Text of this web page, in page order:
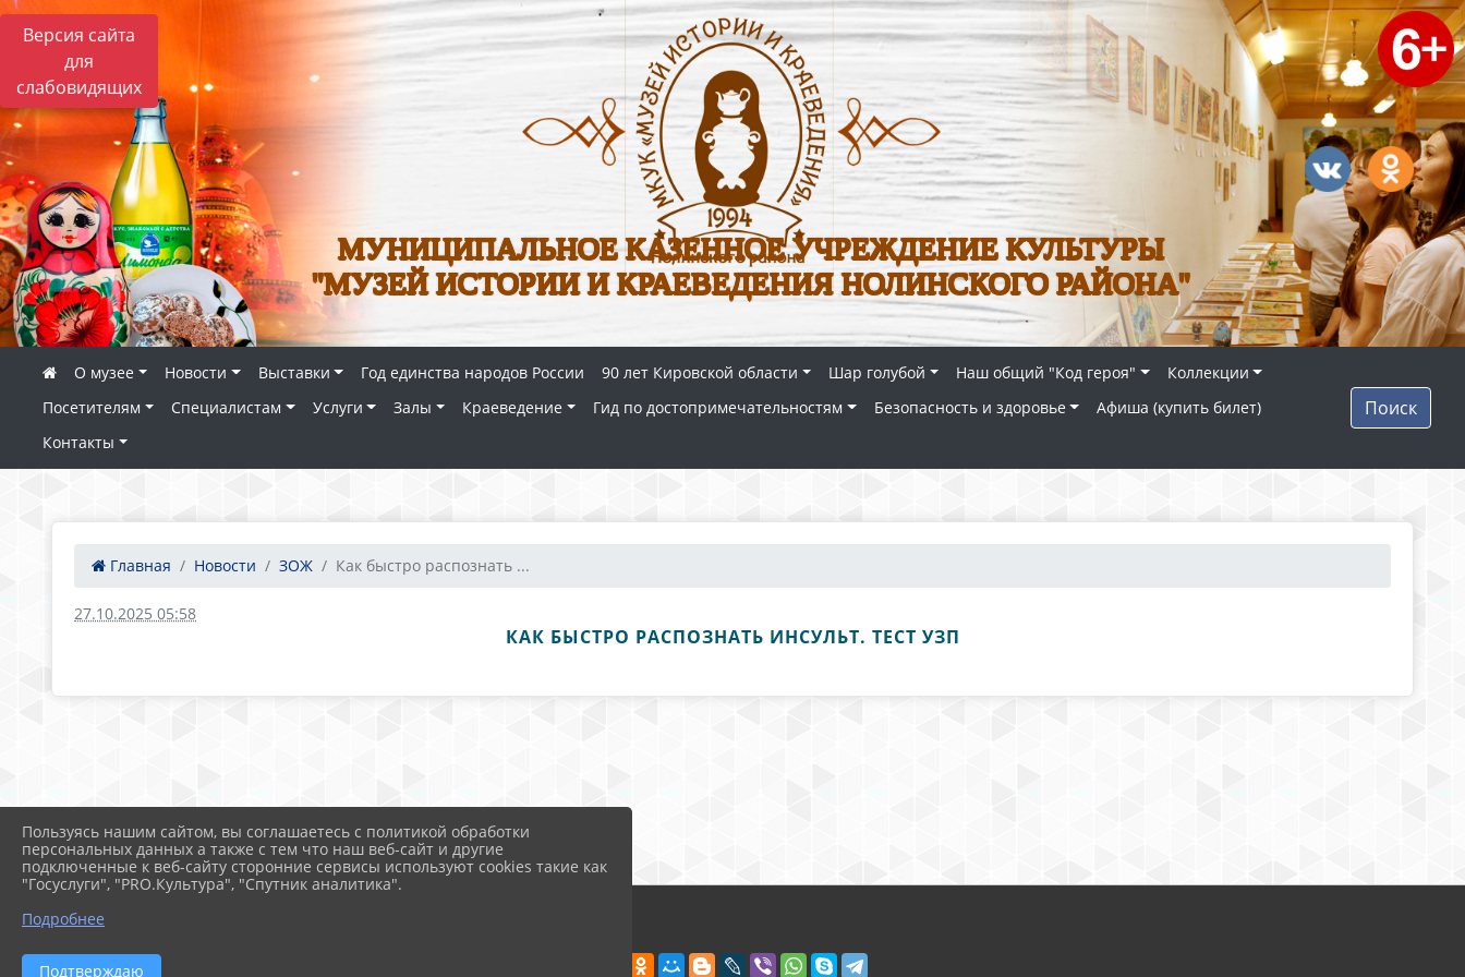
Версия сайта
для
слабовидящих
МУНИЦИПАЛЬНОЕ КАЗЕННОЕ УЧРЕЖДЕНИЕ КУЛЬТУРЫ
"МУЗЕЙ ИСТОРИИ И КРАЕВЕДЕНИЯ НОЛИНСКОГО РАЙОНА"
О музее Новости Выставки Год единства народов России 90 лет Кировской области Шар голубой Наш общий "Код героя"
Коллекции
Посетителям
Специалистам Услуги Залы Краеведение Гид по достопримечательностям Безопасность и здоровье
Афиша (купить билет)
Контакты
Поиск
Главная Новости ЗОЖ Как быстро распознать ...
27.10.2025 05:58
КАК БЫСТРО РАСПОЗНАТЬ ИНСУЛЬТ. ТЕСТ УЗП
Пользуясь нашим сайтом, вы соглашаетесь с политикой обработки
персональных данных а также с тем что наш веб-сайт и другие
подключенные к веб-сайту сторонние сервисы используют cookies такие как
"Госуслуги", "PRO.Культура", "Спутник аналитика".
Подробнее
Подтверждаю